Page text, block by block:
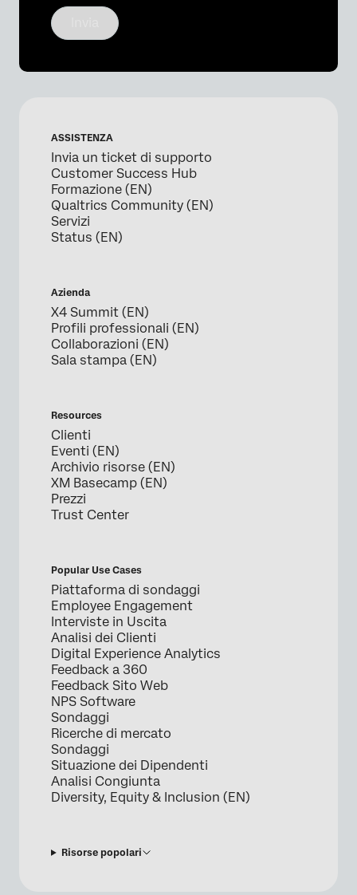
ASSISTENZA
Invia un ticket di supporto
Customer Success Hub
Formazione (EN)
Qualtrics Community (EN)
Servizi
Status (EN)
Azienda
X4 Summit (EN)
Profili professionali (EN)
Collaborazioni (EN)
Sala stampa (EN)
Resources
Clienti
Eventi (EN)
Archivio risorse (EN)
XM Basecamp (EN)
Prezzi
Trust Center
Popular Use Cases
Piattaforma di sondaggi
Employee Engagement
Interviste in Uscita
Analisi dei Clienti
Digital Experience Analytics
Feedback a 360
Feedback Sito Web
NPS Software
Sondaggi
Ricerche di mercato
Sondaggi
Situazione dei Dipendenti
Analisi Congiunta
Diversity, Equity & Inclusion (EN)
Risorse popolari